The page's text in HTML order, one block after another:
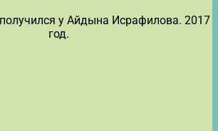
у Айдына Исрафилова. 2017
год.